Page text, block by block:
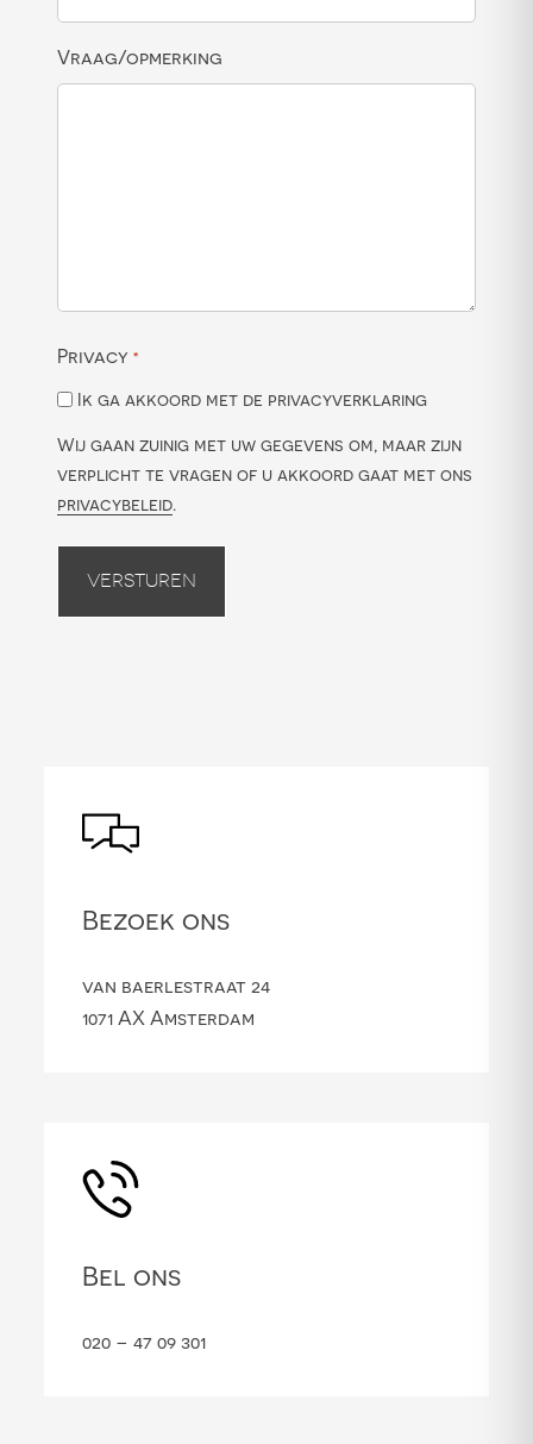
Vraag/opmerking
Privacy *
Ik ga akkoord met de privacyverklaring
Wij gaan zuinig met uw gegevens om, maar zijn
verplicht te vragen of u akkoord gaat met ons
privacybeleid.
Versturen
Bezoek ons
van baerlestraat 24
1071 AX Amsterdam
Bel ons
020 – 47 09 301